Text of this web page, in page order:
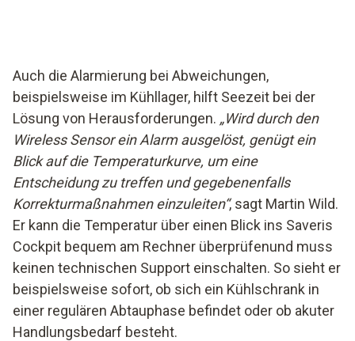
Auch die Alarmierung bei Abweichungen,
beispielsweise im Kühllager, hilft Seezeit bei der
Lösung von Herausforderungen. „Wird durch den
Wireless Sensor ein Alarm ausgelöst, genügt ein
Blick auf die Temperaturkurve, um eine
Entscheidung zu treffen und gegebenenfalls
Korrekturmaßnahmen einzuleiten“, sagt Martin Wild.
Er kann die Temperatur über einen Blick ins Saveris
Cockpit bequem am Rechner überprüfenund muss
keinen technischen Support einschalten. So sieht er
beispielsweise sofort, ob sich ein Kühlschrank in
einer regulären Abtauphase befindet oder ob akuter
Handlungsbedarf besteht.